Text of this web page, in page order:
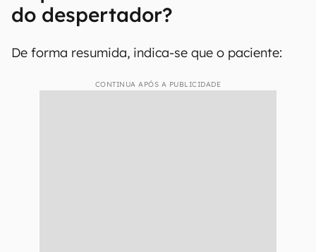
do despertador?
De forma resumida, indica-se que o paciente:
CONTINUA APÓS A PUBLICIDADE